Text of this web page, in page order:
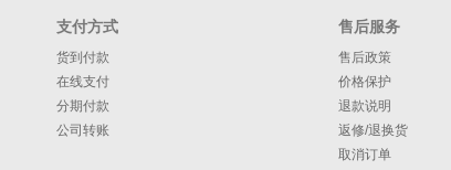
支付方式
货到付款
在线支付
分期付款
公司转账
售后服务
售后政策
价格保护
退款说明
返修/退换货
取消订单